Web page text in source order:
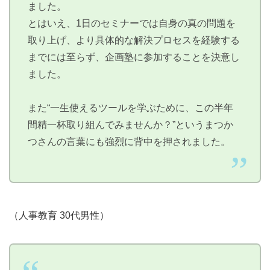
ました。
とはいえ、1日のセミナーでは自身の真の問題を
取り上げ、より具体的な解決プロセスを経験する
までには至らず、企画塾に参加することを決意し
ました。
また“一生使えるツールを学ぶために、この半年
間精一杯取り組んでみませんか？”というまつか
つさんの言葉にも強烈に背中を押されました。
（人事教育 30代男性）